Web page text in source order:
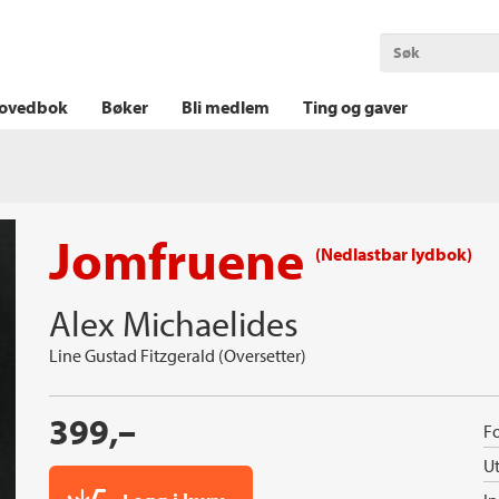
Bøker Bli medlem Ting og gaver
Jomfruene (Nedlastbar lydbok)
Alex Michaelides
Line Gustad Fitzgerald (Oversetter)
399,–